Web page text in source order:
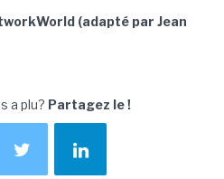
(adapté par Jean
a plu? Partagez le !